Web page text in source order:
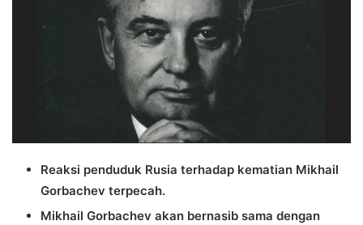
Reaksi penduduk Rusia terhadap kematian Mikhail
Gorbachev terpecah.
Mikhail Gorbachev akan bernasib sama dengan